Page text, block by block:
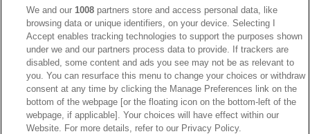
→Bwin Bonus →Bwin besuchen
We and our1008 partners store and access personal data, like
browsing data or unique identifiers, on your device. Selecting I
Accept enables tracking technologies to support the purposes shown
under we and our partners process data to provide. If trackers are
disabled, some content and ads you see may not be as relevant to
you. You can resurface this menu to change your choices or withdraw
consent at any time by clicking the Manage Preferences link on the
bottom of the webpage [or the floating icon on the bottom-left of the
webpage, if applicable]. Your choices will have effect within our
Website. For more details, refer to our Privacy Policy.